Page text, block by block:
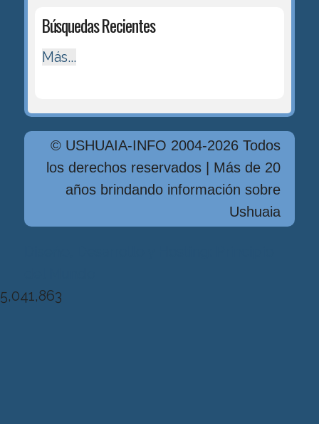
Búsquedas Recientes
Más...
© USHUAIA-INFO 2004-2026 Todos
los derechos reservados | Más de 20
años brindando información sobre
Ushuaia
5,041,863